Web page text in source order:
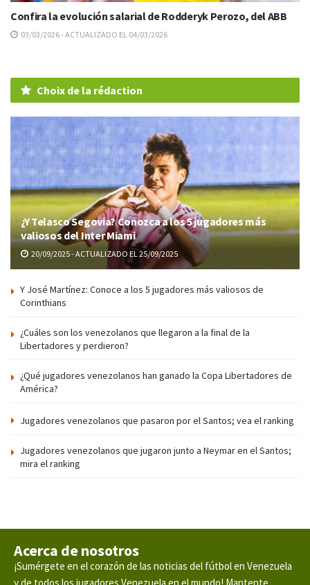
Confira la evolución salarial de Rodderyk Perozo, del ABB
03/03/2026 - ACTUALIZADO EL 04/03/2026
Choix de la rédaction
¿Y Telasco Segovia? Conozca a los 5 jugadores más
valiosos del Inter Miami
20/09/2025 - ACTUALIZADO EL 25/09/2025
Y José Martínez: Conoce a los 5 jugadores más valiosos de
Corinthians
¿Cuáles son los venezolanos que llegaron a la final de la
Libertadores y perdieron?
¿Qué jugadores venezolanos han ganado la Copa Libertadores de
América?
Jugadores venezolanos que pasaron por el Santos; vea el ranking
Jugadores venezolanos que jugaron junto a Neymar en el Santos;
mira el ranking
Acerca de nosotros
¡Sumérgete en el corazón de las noticias del fútbol en Venezuela